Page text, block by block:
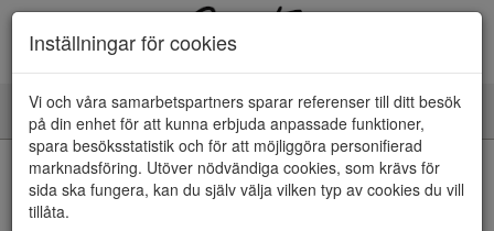
Toggle
navigation
HEM
Inställningar för cookies
Vi och våra samarbetspartners sparar referenser till ditt besök
på din enhet för att kunna erbjuda anpassade funktioner,
spara besöksstatistik och för att möjliggöra personifierad
marknadsföring. Utöver nödvändiga cookies, som krävs för
sida ska fungera, kan du själv välja vilken typ av cookies du vill
tillåta.